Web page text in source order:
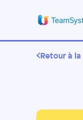
Retour à